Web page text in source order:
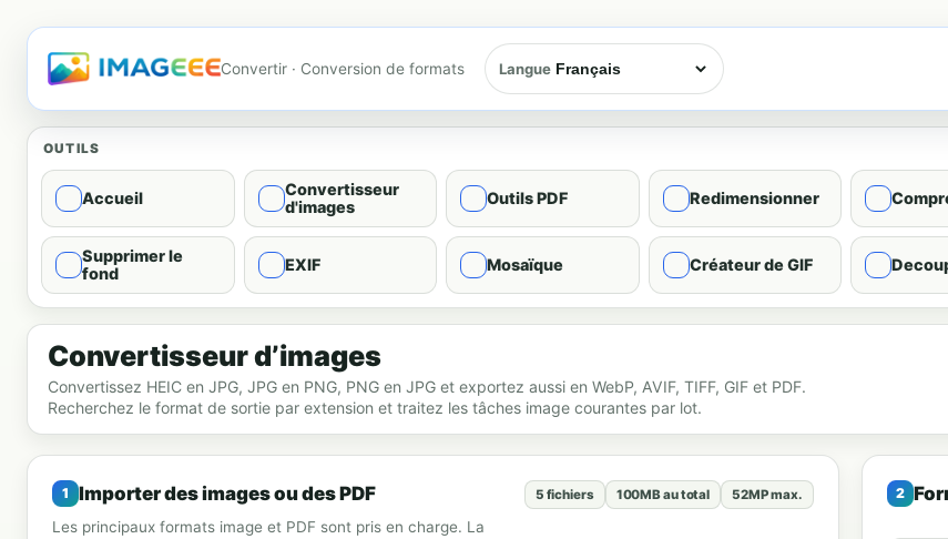
Convertir · Conversion de formats Langue
OUTILS
Accueil
Convertisseur
d'images
Outils PDF Redimensionner
Supprimer le
fond
EXIF Mosaïque Créateur de GIF
Conversion de format d'image - Convertir
Convertisseur d’images
Convertissez HEIC en JPG, JPG en PNG, PNG en JPG et exportez aussi en WebP, AVIF, TIFF, GIF et PDF.
Recherchez le format de sortie par extension et traitez les tâches image courantes par lot.
Importer des images ou des PDF
Les principaux formats image et PDF sont pris en charge. La
5 fichiers 100MB au total 52MP max.